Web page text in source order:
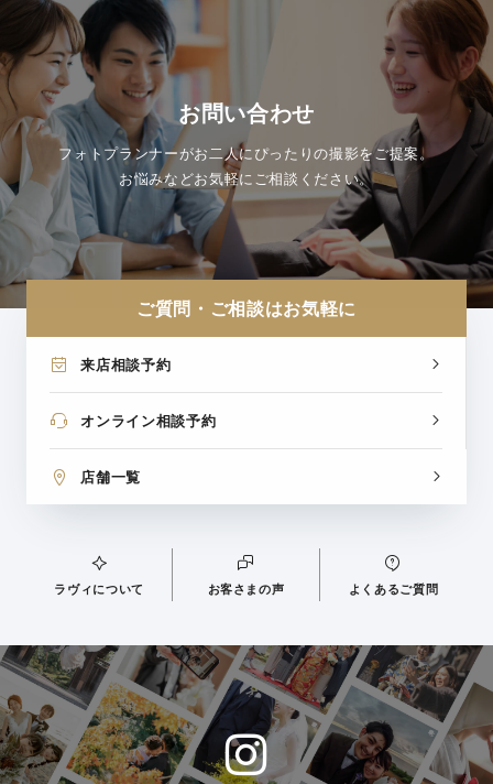
お問い合わせ
フォトプランナーがお二人にぴったりの撮影をご提案。
お悩みなどお気軽にご相談ください。
ご質問・ご相談はお気軽に
来店相談予約
オンライン相談予約
店舗一覧
ラヴィについて お客さまの声 よくあるご質問